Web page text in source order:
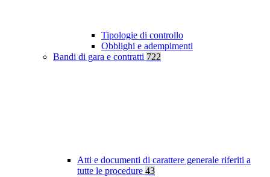
Tipologie di controllo
Obblighi e adempimenti
Bandi di gara e contratti 722
Atti e documenti di carattere generale riferiti a
tutte le procedure 43